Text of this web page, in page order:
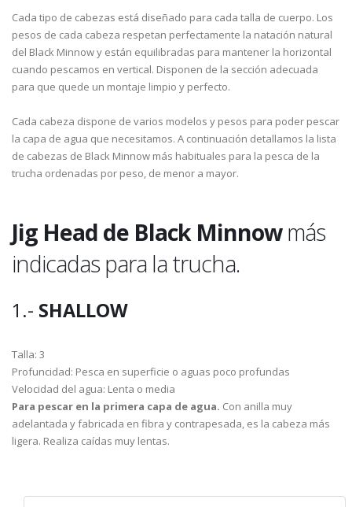
Cada tipo de cabezas está diseñado para cada talla de cuerpo. Los
pesos de cada cabeza respetan perfectamente la natación natural
del Black Minnow y están equilibradas para mantener la horizontal
cuando pescamos en vertical. Disponen de la sección adecuada
para que quede un montaje limpio y perfecto.
Cada cabeza dispone de varios modelos y pesos para poder pescar
la capa de agua que necesitamos. A continuación detallamos la lista
de cabezas de Black Minnow más habituales para la pesca de la
trucha ordenadas por peso, de menor a mayor.
Jig Head de Black Minnowmás
indicadas para la trucha.
1.- SHALLOW
Talla: 3
Profuncidad: Pesca en superficie o aguas poco profundas
Velocidad del agua: Lenta o media
Para pescar en la primera capa de agua. Con anilla muy
adelantada y fabricada en fibra y contrapesada, es la cabeza más
ligera. Realiza caídas muy lentas.